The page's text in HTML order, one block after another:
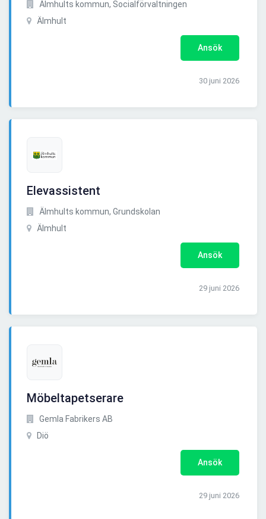
Älmhults kommun, Socialförvaltningen
Älmhult
Ansök
30 juni 2026
Elevassistent
Älmhults kommun, Grundskolan
Älmhult
Ansök
29 juni 2026
Möbeltapetserare
Gemla Fabrikers AB
Diö
Ansök
29 juni 2026